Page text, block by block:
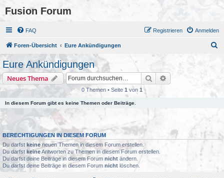
Fusion Forum
FAQ Anmelden
Registrieren
Foren-Übersicht Eure Ankündigungen
Eure Ankündigungen
Neues Thema Suche
0 Themen • Seite 1 von 1
In diesem Forum gibt es keine Themen oder Beiträge.
BERECHTIGUNGEN IN DIESEM FORUM
Du darfst keine neuen Themen in diesem Forum erstellen.
Du darfst keineAntworten zu Themen in diesem Forum erstellen.
Du darfst deine Beiträge in diesem Forum nicht ändern.
Du darfst deine Beiträge in diesem Forum nicht löschen.